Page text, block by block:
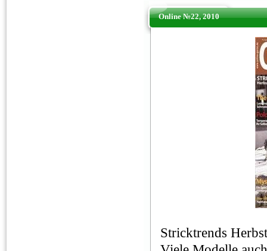
Online №22, 2010
Stricktrends